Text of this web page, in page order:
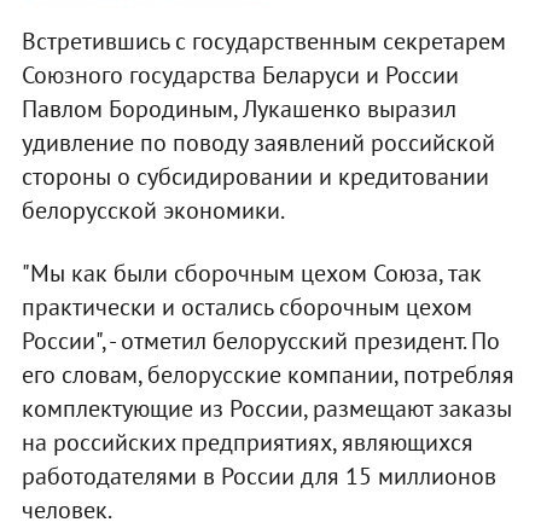
Встретившись с государственным секретарем
Союзного государства Беларуси и России
Павлом Бородиным, Лукашенко выразил
удивление по поводу заявлений российской
стороны о субсидировании и кредитовании
белорусской экономики.
"Мы как были сборочным цехом Союза, так
практически и остались сборочным цехом
России", - отметил белорусский президент. По
его словам, белорусские компании, потребляя
комплектующие из России, размещают заказы
на российских предприятиях, являющихся
работодателями в России для 15 миллионов
человек.